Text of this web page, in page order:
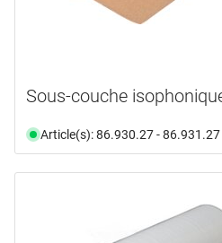
Sous-couche
Article(s): 86.930.27 - 86.931.27